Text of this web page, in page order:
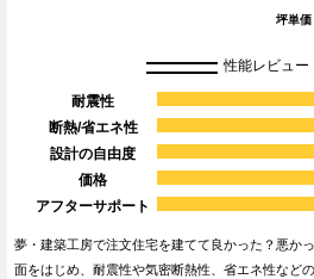
坪単価
性能レビュー
耐震性
断熱/省エネ性
設計の自由度
価格
アフターサポート
夢・建築工房で注文住宅を建てて良かった？悪か
面をはじめ、耐震性や気密断熱性、省エネ性など